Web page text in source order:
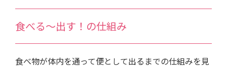
食べる～出す！の仕組み
食べ物が体内を通って便として出るまでの仕組みを見